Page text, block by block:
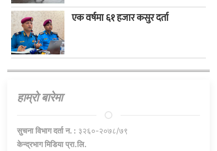
एक वर्षमा ६१ हजार कसुर दर्ता
हाम्राे बारेमा
सुचना विभाग दर्ता न. : ३२६०-२०७८/७९
केन्द्रभाग मिडिया प्रा.लि.